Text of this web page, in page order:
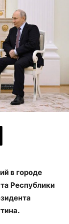
в городе
Республики